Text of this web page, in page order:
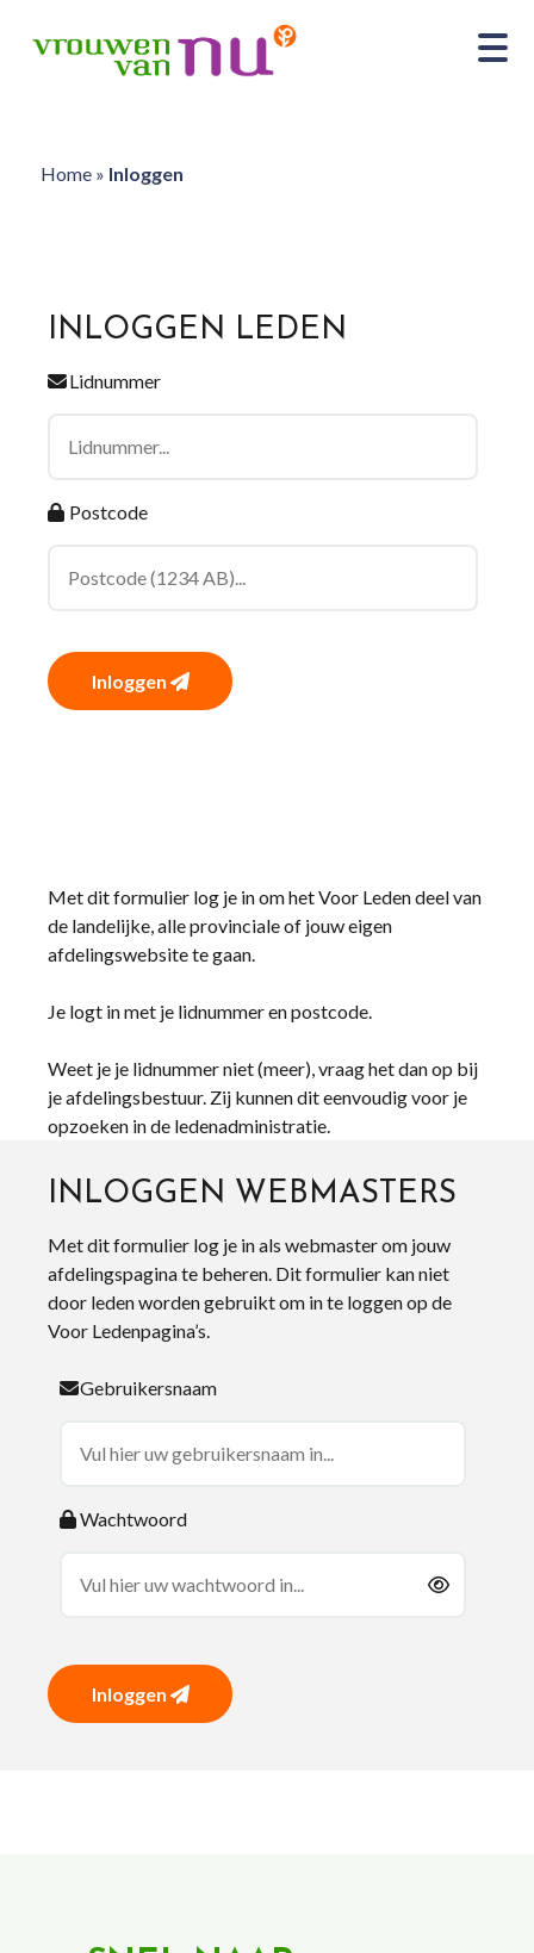
Home» Inloggen
INLOGGEN LEDEN
Lidnummer
Postcode
Inloggen
Met dit formulier log je in om het Voor Leden deel van
de landelijke, alle provinciale of jouw eigen
afdelingswebsite te gaan.
Je logt in met je lidnummer en postcode.
Weet je je lidnummer niet (meer), vraag het dan op bij
je afdelingsbestuur. Zij kunnen dit eenvoudig voor je
opzoeken in de ledenadministratie.
INLOGGEN WEBMASTERS
Met dit formulier log je in als webmaster om jouw
afdelingspagina te beheren. Dit formulier kan niet
door leden worden gebruikt om in te loggen op de
Voor Ledenpagina’s.
Gebruikersnaam
Wachtwoord
Inloggen